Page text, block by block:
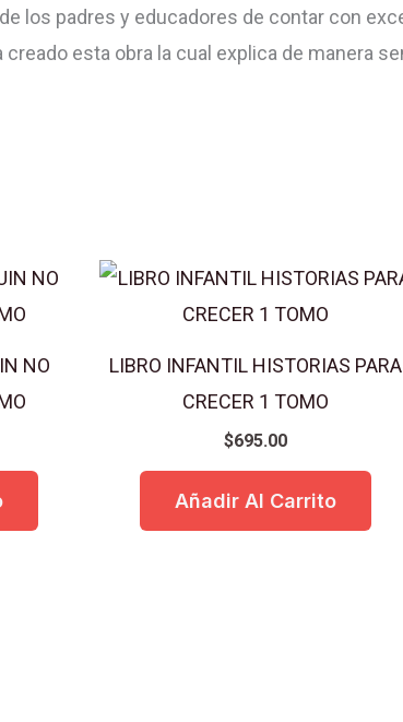
los padres y educadores de contar con
esta obra la cual explica de manera
NO
LIBRO INFANTIL HISTORIAS PARA
CRECER 1 TOMO
$695.00
Añadir Al Carrito